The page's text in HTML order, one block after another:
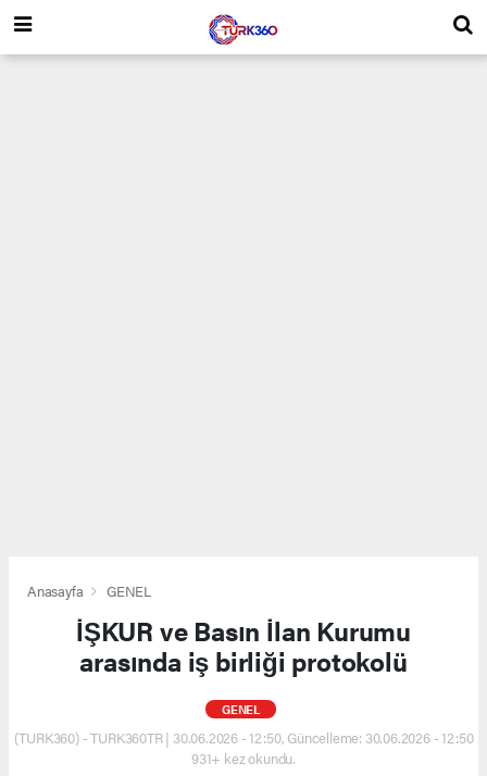
Anasayfa GENEL
İŞKUR ve Basın İlan Kurumu
arasında iş birliği protokolü
GENEL
(TURK360) - TURK360TR | 30.06.2026 - 12:50, Güncelleme: 30.06.2026 - 12:50
931+ kez okundu.